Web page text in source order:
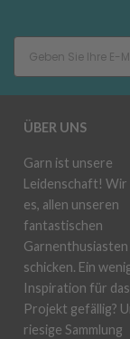
ÜBER UNS
Garn ist unsere
Leidenschaft! Wir
es, allen unseren
fantastischen
Garnenthusiasten
schicken. Ein
Inspiration für
Projekt gefällig?
riesige Sammlung